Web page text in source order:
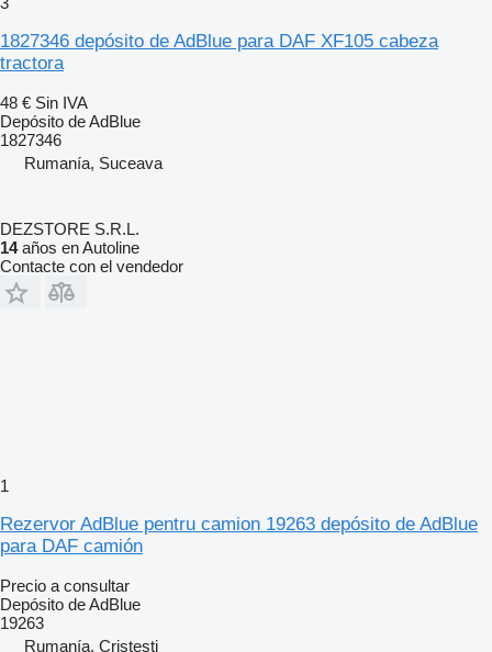
1827346 depósito de AdBlue para DAF XF105 cabeza
tractora
48 € Sin IVA
Depósito de AdBlue
1827346
Rumanía, Suceava
DEZSTORE S.R.L.
14años en Autoline
Contacte con el vendedor
1
Rezervor AdBlue pentru camion 19263 depósito de AdBlue
para DAF camión
Precio a consultar
Depósito de AdBlue
19263
Rumanía, Cristesti